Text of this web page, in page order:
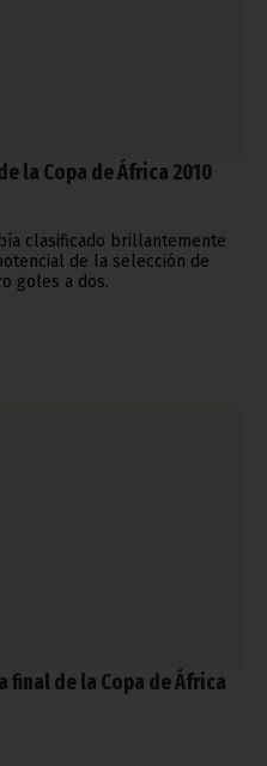
la Copa de África 2010
clasificado brillantemente
de la selección de
goles a dos.
final de la Copa de África